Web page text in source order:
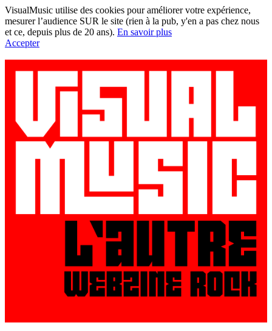
VisualMusic utilise des cookies pour améliorer votre expérience,
mesurer l’audience SUR le site (rien à la pub, y'en a pas chez nous
et ce, depuis plus de 20 ans). En savoir plus
Accepter